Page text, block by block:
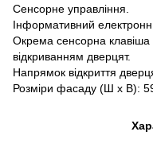
Сенсорне управління.
Інформативний
Окрема сенсорна клавіша
відкриванням дверцят.
Напрямок відкриття
Розміри фасаду (Ш х В):